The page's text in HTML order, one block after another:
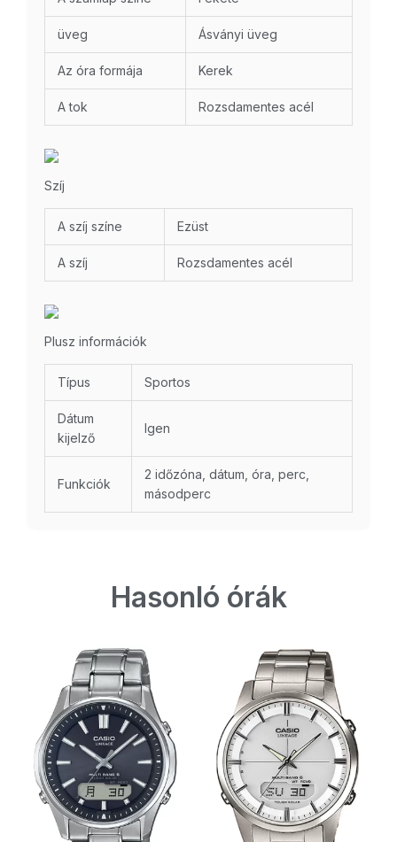
üveg Ásványi üveg
Az óra formája Kerek
A tok Rozsdamentes acél
Szíj
A szíj színe Ezüst
A szíj Rozsdamentes acél
Plusz információk
Típus Sportos
Dátum
kijelző
Igen
Funkciók
2 időzóna, dátum, óra, perc,
másodperc
Hasonló órák